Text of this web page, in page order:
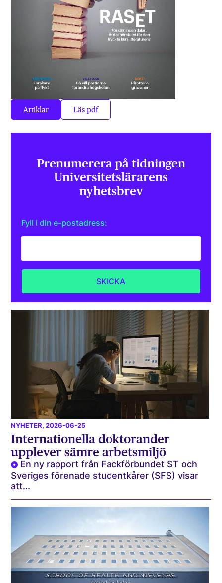
Artiklar Läs pdf
Prenumerera på tidningen
Universitets­lärarens
nyhetsbrev
Fyll i din e-postadress:
NYHETER, 2026-06-25
Internationella doktorander
upplever sämre arbetsmiljö
En ny rapport från Fackförbundet ST och
Sveriges förenade studentkårer (SFS) visar
att...